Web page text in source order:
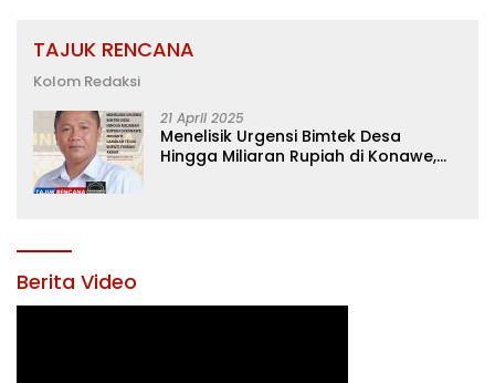
TAJUK RENCANA
Kolom Redaksi
21 April 2025
Menelisik Urgensi Bimtek Desa
Hingga Miliaran Rupiah di Konawe,
Berita Video